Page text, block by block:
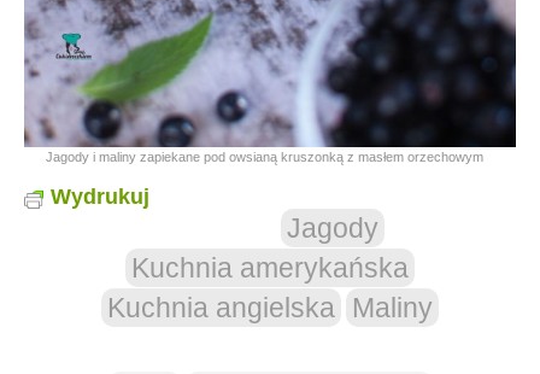
Jagody i maliny zapiekane pod owsianą kruszonką z masłem orzechowym
Wydrukuj
Jagody
Kuchnia amerykańska
Kuchnia angielska
Maliny